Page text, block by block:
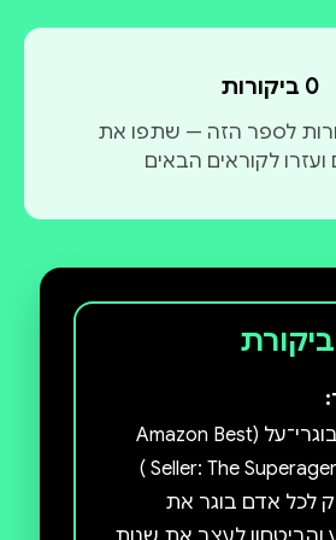
0 ביקורות
לספר הזה — שתפו את
לקוראים הבאים
המדריך למבוגרי־על (Amazon Best
לכל אדם בוגר את